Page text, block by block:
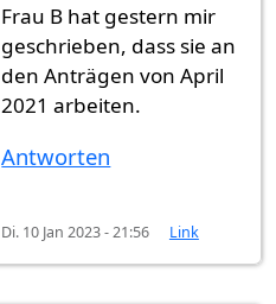
Frau B hat gestern mir
geschrieben, dass sie an
den Anträgen von April
2021 arbeiten.
Antworten
Di. 10 Jan 2023 - 21:56 Link